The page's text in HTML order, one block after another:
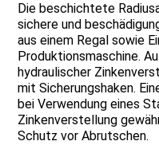
Die beschichtete
sichere und
aus einem Regal sowie
Produktionsmaschine.
hydraulischer
mit Sicherungshaken.
bei Verwendung eines
Zinkenverstellung
Schutz vor Abrutschen.